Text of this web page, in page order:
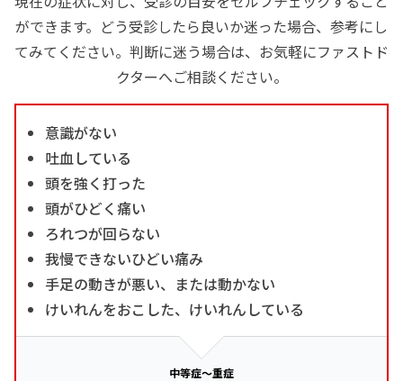
ができます。どう受診したら良いか迷った場合、参考にし
てみてください。判断に迷う場合は、お気軽にファストド
クターへご相談ください。
意識がない
吐血している
頭を強く打った
頭がひどく痛い
ろれつが回らない
我慢できないひどい痛み
手足の動きが悪い、または動かない
けいれんをおこした、けいれんしている
中等症～重症